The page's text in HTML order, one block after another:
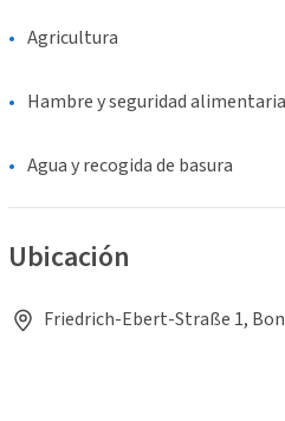
Agricultura
Hambre y seguridad alimentaria
Agua y recogida de basura
Ubicación
Friedrich-Ebert-Straße 1,